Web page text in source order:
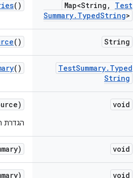
Map<String ,
Test
Summary. TypedString>
()
String
()
TestSummary. Typed
String
()
void
הגדרת
void
void